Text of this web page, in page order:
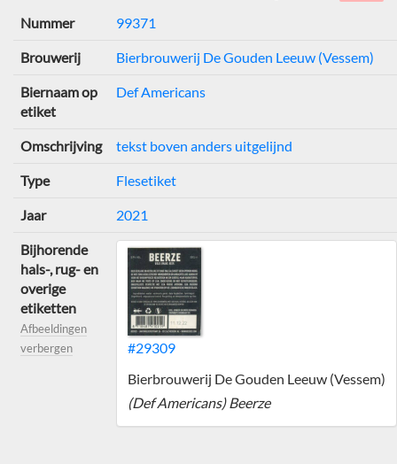
Nummer
99371
Brouwerij Bierbrouwerij De Gouden Leeuw (Vessem)
Biernaam op
etiket
Def Americans
Omschrijving tekst boven anders uitgelijnd
Type Flesetiket
Jaar 2021
Bijhorende
hals-, rug- en
overige
etiketten
Afbeeldingen
verbergen
#29309
Bierbrouwerij De Gouden Leeuw (Vessem)
(Def Americans) Beerze